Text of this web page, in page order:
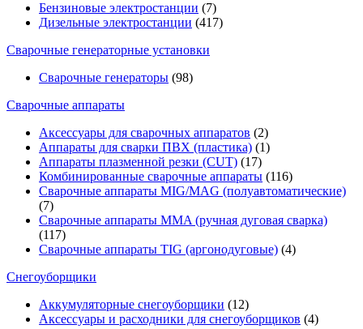
Бензиновые электростанции (7)
Дизельные электростанции (417)
Сварочные генераторные установки
Сварочные генераторы (98)
Сварочные аппараты
Аксессуары для сварочных аппаратов (2)
Аппараты для сварки ПВХ (пластика) (1)
Аппараты плазменной резки (CUT) (17)
Комбинированные сварочные аппараты (116)
Сварочные аппараты MIG/MAG (полуавтоматические)
(7)
Сварочные аппараты MMA (ручная дуговая сварка)
(117)
Сварочные аппараты TIG (аргонодуговые) (4)
Снегоуборщики
Аккумуляторные снегоуборщики (12)
Аксессуары и расходники для снегоуборщиков (4)